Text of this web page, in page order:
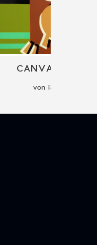
CANVAS
von Rise and Signs